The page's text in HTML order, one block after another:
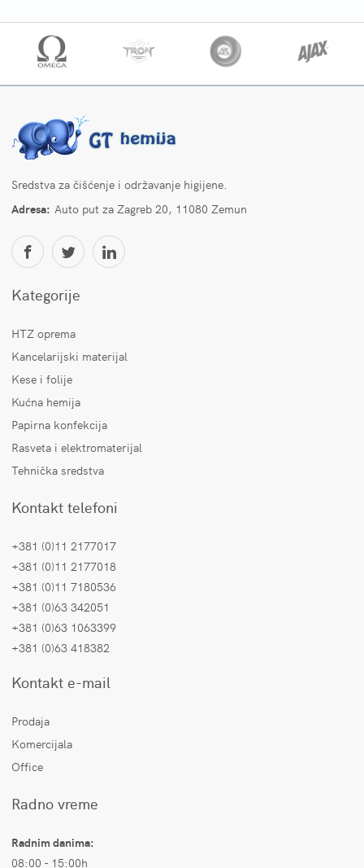
Sredstva za čišćenje i održavanje higijene.
Adresa: Auto put za Zagreb 20, 11080 Zemun
Kategorije
HTZ oprema
Kancelarijski materijal
Kese i folije
Kućna hemija
Papirna konfekcija
Rasveta i elektromaterijal
Tehnička sredstva
Kontakt telefoni
+381 (0)11 2177017
+381 (0)11 2177018
+381 (0)11 7180536
+381 (0)63 342051
+381 (0)63 1063399
+381 (0)63 418382
Kontakt e-mail
Prodaja
Komercijala
Office
Radno vreme
Radnim danima:
08:00 - 15:00h